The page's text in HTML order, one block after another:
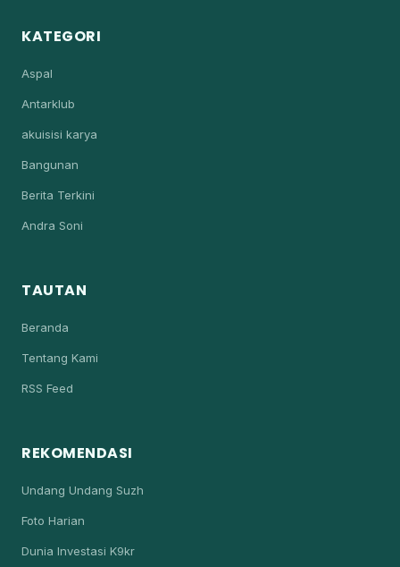
KATEGORI
Aspal
Antarklub
akuisisi karya
Bangunan
Berita Terkini
Andra Soni
TAUTAN
Beranda
Tentang Kami
RSS Feed
REKOMENDASI
Undang Undang Suzh
Foto Harian
Dunia Investasi K9kr